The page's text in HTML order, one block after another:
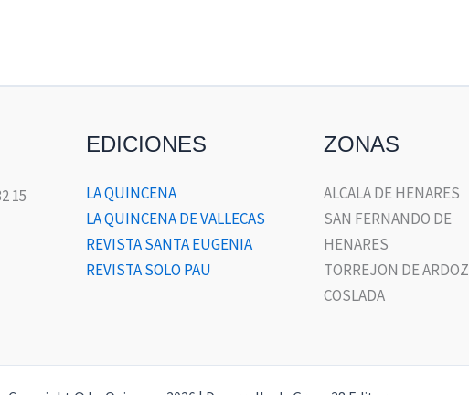
15
EDICIONES
LA QUINCENA
LA QUINCENA DE VALLECAS
REVISTA SANTA EUGENIA
REVISTA SOLO PAU
ZONAS
ALCALA DE HENARES
SAN FERNANDO DE
HENARES
TORREJON DE ARDOZ
COSLADA